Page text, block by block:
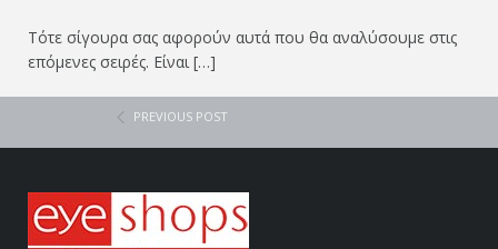
Τότε σίγουρα σας αφορούν αυτά που θα αναλύσουμε στις
επόμενες σειρές. Είναι […]
PREVIOUS POST